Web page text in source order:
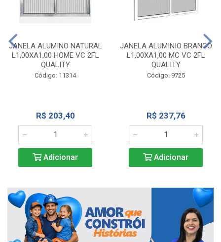
JANELA ALUMINO NATURAL
L1,00XA1,00 HOME VC 2FL
QUALITY
Código: 11314
R$ 203,40
Adicionar
JANELA ALUMINIO BRANCO
L1,00XA1,00 MC VC 2FL
QUALITY
Código: 9725
R$ 237,76
Adicionar